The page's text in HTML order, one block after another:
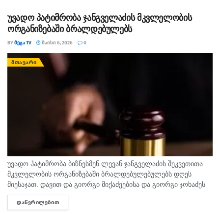
უვადო პატიმრობა ჯანგველაძის მკვლელობის
ორგანიზებაში ბრალდებულებს
BYᲛᲔᲒᲐ TV ᲛᲐᲘᲡᲘ 6, 2026 0
ᲛᲗᲐᲕᲐᲠᲘ
უვადო პატიმრობა ბიზნესმენ ლევან ჯანგველაძის შეკვეთითა
მკვლელობის ორგანიზებაში ბრალდებულებულებს დღეს
მიესაჯათ. დავით და გიორგი მიქაძეებისა და გიორგი ჯოხაძეს
უვადო პატიმრობის შესახებ გადაწყვეტილება მოსამართლე
რომეო ტყეშელაშვილმა მიიღო. მათგან, დავით მიქაძესა და...
ᲓᲐᲬᲕᲠᲘᲚᲔᲑᲘᲗ